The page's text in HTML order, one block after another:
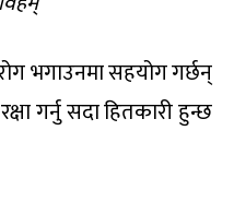
भगाउनमा सहयोग गर्छन्
गर्नु सदा हितकारी हुन्छ